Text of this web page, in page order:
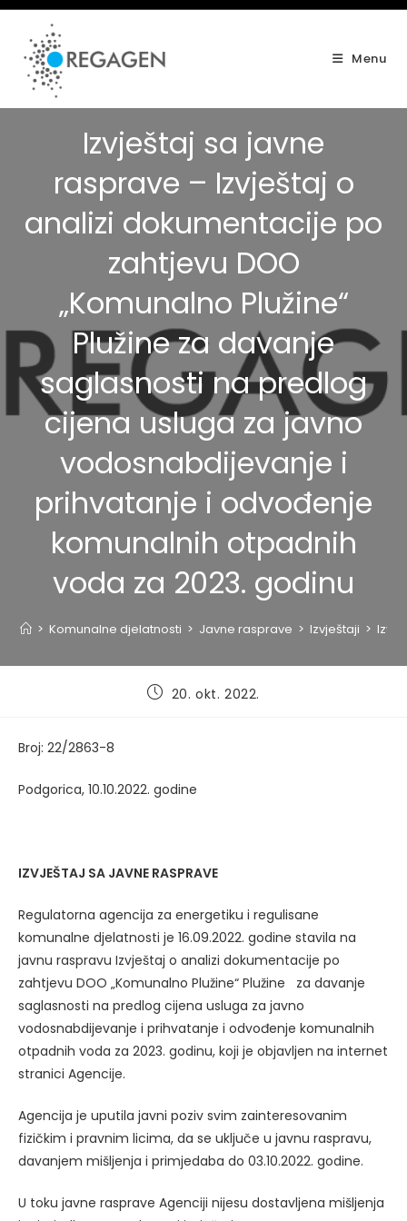
Skip
content
Menu
Izvještaj sa javne
rasprave – Izvještaj o
analizi dokumentacije po
zahtjevu DOO
„Komunalno Plužine“
Plužine za davanje
saglasnosti na predlog
cijena usluga za javno
vodosnabdijevanje i
prihvatanje i odvođenje
komunalnih otpadnih
voda za 2023. godinu
> Komunalne djelatnosti > Javne rasprave > Izvještaji >
Post20. okt. 2022.
Broj: 22/2863-8
Podgorica, 10.10.2022. godine
IZVJEŠTAJ SA JAVNE RASPRAVE
Regulatorna agencija za energetiku i regulisane
komunalne djelatnosti je 16.09.2022. godine stavila na
javnu raspravu Izvještaj o analizi dokumentacije po
zahtjevu DOO „Komunalno Plužine“ Plužine za davanje
saglasnosti na predlog cijena usluga za javno
vodosnabdijevanje i prihvatanje i odvođenje komunalnih
otpadnih voda za 2023. godinu, koji je objavljen na internet
stranici Agencije.
Agencija je uputila javni poziv svim zainteresovanim
fizičkim i pravnim licima, da se uključe u javnu raspravu,
davanjem mišljenja i primjedaba do 03.10.2022. godine.
U toku javne rasprave Agenciji nijesu dostavljena mišljenja